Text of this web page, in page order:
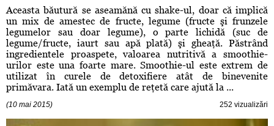
Aceasta băutură se aseamănă cu shake-ul, doar că implică
un mix de amestec de fructe, legume (fructe şi frunzele
legumelor sau doar legume), o parte lichidă (suc de
legume/fructe, iaurt sau apă plată) şi gheaţă. Păstrând
ingredientele proaspete, valoarea nutritivă a smoothie-
urilor este una foarte mare. Smoothie-ul este extrem de
utilizat în curele de detoxifiere atât de binevenite
primăvara. Iată un exemplu de reţetă care ajută la ...
(10 mai 2015) 252 vizualizări